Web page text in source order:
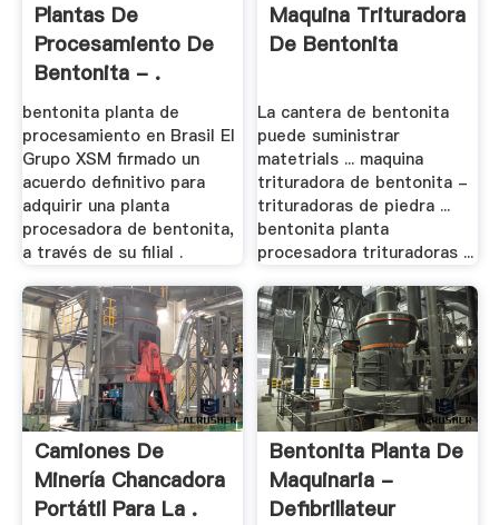
Plantas De
Procesamiento De
Bentonita - .
bentonita planta de
procesamiento en Brasil El
Grupo XSM firmado un
acuerdo definitivo para
adquirir una planta
procesadora de bentonita,
a través de su filial .
Maquina Trituradora
De Bentonita
La cantera de bentonita
puede suministrar
matetrials ... maquina
trituradora de bentonita -
trituradoras de piedra ...
bentonita planta
procesadora trituradoras ...
Camiones De
Minería Chancadora
Portátil Para La .
Bentonita Planta De
Maquinaria -
Defibrillateur